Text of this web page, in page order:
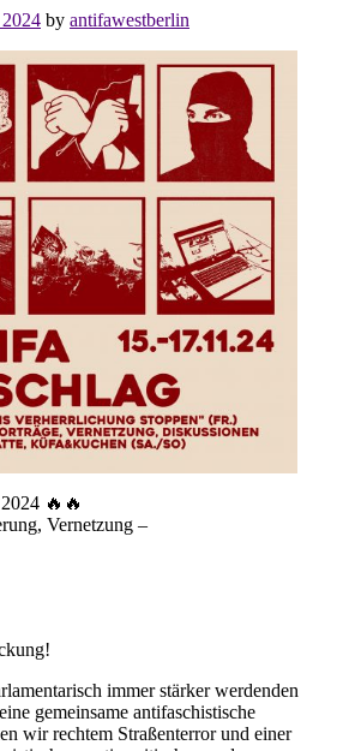
by antifawestberlin
🔥🔥
Vernetzung –
immer stärker werdenden
gemeinsame antifaschistische
wir rechtem Straßenterror und einer